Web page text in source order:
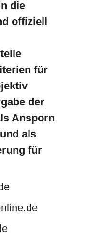
die
offiziell
für
der
Ansporn
als
für